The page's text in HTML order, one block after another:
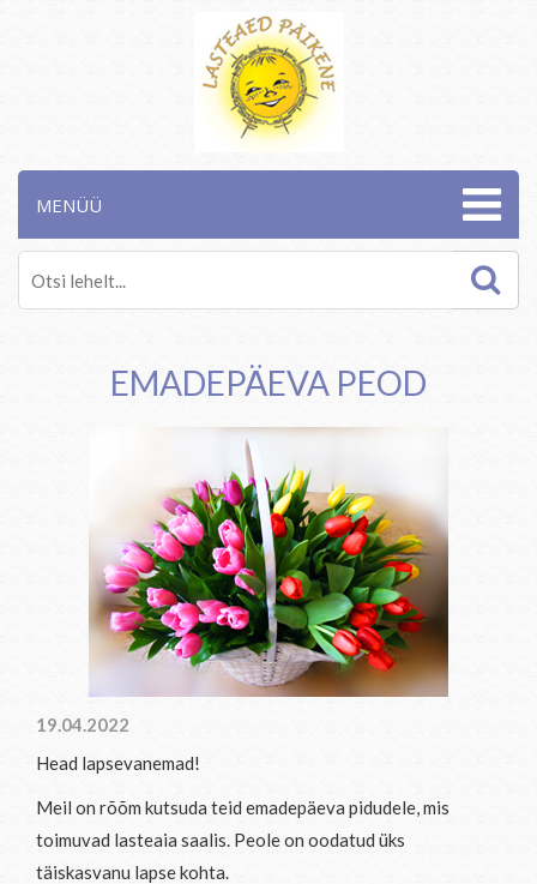
MENÜÜ
EMADEPÄEVA PEOD
19.04.2022
Head lapsevanemad!
Meil on rõõm kutsuda teid emadepäeva pidudele, mis
toimuvad lasteaia saalis. Peole on oodatud üks
täiskasvanu lapse kohta.